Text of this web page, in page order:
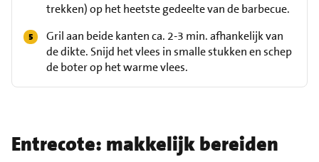
trekken) op het heetste gedeelte van de barbecue.
Gril aan beide kanten ca. 2-3 min. afhankelijk van
de dikte. Snijd het vlees in smalle stukken en schep
de boter op het warme vlees.
Entrecote: makkelijk bereiden